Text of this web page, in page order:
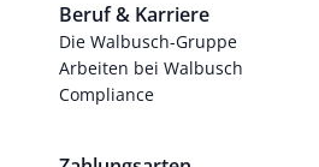
Beruf & Karriere
Die Walbusch-Gruppe
Arbeiten bei Walbusch
Compliance